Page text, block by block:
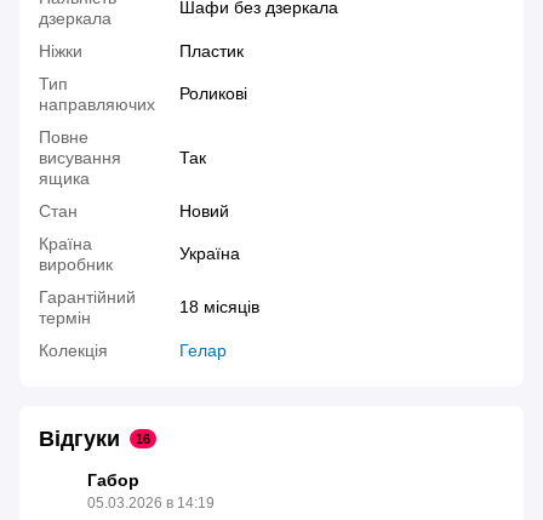
дзеркала
Шафи без дзеркала
Ніжки
Пластик
Тип
направляючих
Роликові
Повне
висування
ящика
Так
Стан
Новий
Країна
виробник
Україна
Гарантійний
термін
18 місяців
Колекція Гелар
Відгуки 16
Габор
05.03.2026 в 14:19